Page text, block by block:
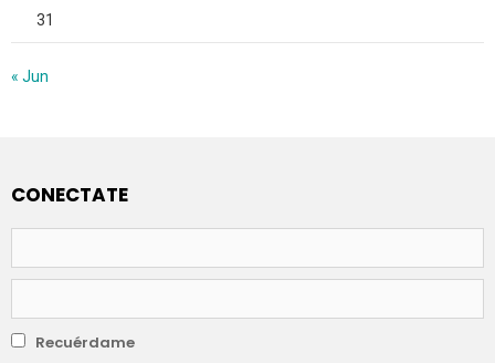
31
« Jun
CONECTATE
de
usuario
Recuérdame